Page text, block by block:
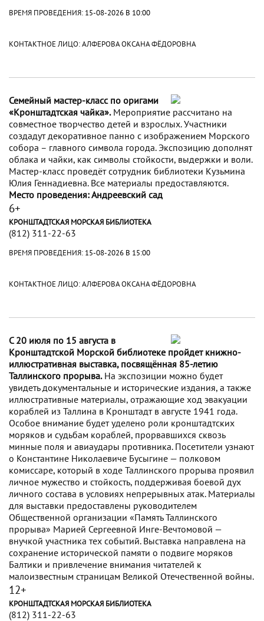
ВРЕМЯ ПРОВЕДЕНИЯ: 15-08-2026 В 10:00
КОНТАКТНОЕ ЛИЦО: АЛФЕРОВА ОКСАНА ФЁДОРОВНА
Семейный мастер-класс по оригами
«Кронштадтская чайка».Мероприятие рассчитано на
совместное творчество детей и взрослых. Участники
создадут декоративное панно с изображением Морского
собора – главного символа города. Экспозицию дополнят
облака и чайки, как символы стойкости, выдержки и воли.
Мастер-класс проведёт сотрудник библиотеки Кузьмина
Юлия Геннадиевна. Все материалы предоставляются.
Место проведения: Андреевский сад
6+
КРОНШТАДТСКАЯ МОРСКАЯ БИБЛИОТЕКА
(812) 311-22-63
ВРЕМЯ ПРОВЕДЕНИЯ: 15-08-2026 В 15:00
КОНТАКТНОЕ ЛИЦО: АЛФЕРОВА ОКСАНА ФЁДОРОВНА
С 20 июля по 15 августа в
Кронштадтской Морской библиотеке пройдет книжно-
иллюстративная выставка, посвящённая 85-летию
Таллинского прорыва.На экспозиции можно будет
увидеть документальные и исторические издания, а также
иллюстративные материалы, отражающие ход эвакуации
кораблей из Таллина в Кронштадт в августе 1941 года.
Особое внимание будет уделено роли кронштадтских
моряков и судьбам кораблей, прорвавшихся сквозь
минные поля и авиаудары противника. Посетители узнают
о Константине Николаевиче Бусыгине — полковом
комиссаре, который в ходе Таллинского прорыва проявил
личное мужество и стойкость, поддерживая боевой дух
личного состава в условиях непрерывных атак. Материалы
для выставки предоставлены руководителем
Общественной организации «Память Таллинского
прорыва» Марией Сергеевной Инге-Вечтомовой —
внучкой участника тех событий. Выставка направлена на
сохранение исторической памяти о подвиге моряков
Балтики и привлечение внимания читателей к
малоизвестным страницам Великой Отечественной войны.
12+
КРОНШТАДТСКАЯ МОРСКАЯ БИБЛИОТЕКА
(812) 311-22-63